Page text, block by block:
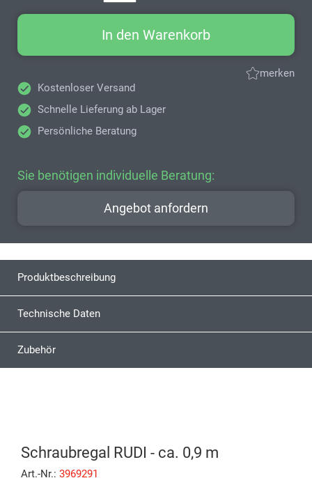
In den Warenkorb
merken
Kostenloser Versand
Schnelle Lieferung ab Lager
Persönliche Beratung
Sie benötigen individuelle Beratung:
Angebot anfordern
Produktbeschreibung
Technische Daten
Zubehör
Schraubregal RUDI - ca. 0,9 m
Art.-Nr.: 3969291